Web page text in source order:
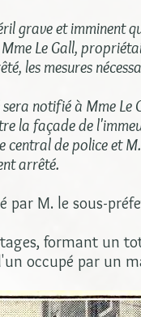
grave et imminent
Le Gall,
les mesures
notifié à Mme Le
la façade de
de police et
arrêté.
par M. le sous-
formant un
occupé par un